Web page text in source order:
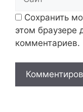
Сохранить
этом
комментариев.